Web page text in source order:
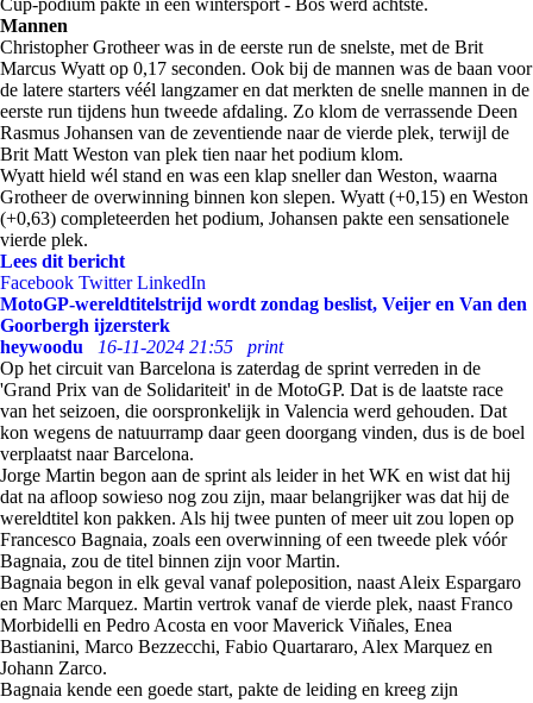
Cup-podium pakte in een wintersport - Bos werd achtste.
Mannen
Christopher Grotheer was in de eerste run de snelste, met de Brit
Marcus Wyatt op 0,17 seconden. Ook bij de mannen was de baan voor
de latere starters véél langzamer en dat merkten de snelle mannen in de
eerste run tijdens hun tweede afdaling. Zo klom de verrassende Deen
Rasmus Johansen van de zeventiende naar de vierde plek, terwijl de
Brit Matt Weston van plek tien naar het podium klom.
Wyatt hield wél stand en was een klap sneller dan Weston, waarna
Grotheer de overwinning binnen kon slepen. Wyatt (+0,15) en Weston
(+0,63) completeerden het podium, Johansen pakte een sensationele
vierde plek.
Lees dit bericht
Facebook Twitter LinkedIn
MotoGP-wereldtitelstrijd wordt zondag beslist, Veijer en Van den
Goorbergh ijzersterk
heywoodu
16-11-2024 21:55
print
Op het circuit van Barcelona is zaterdag de sprint verreden in de
'Grand Prix van de Solidariteit' in de MotoGP. Dat is de laatste race
van het seizoen, die oorspronkelijk in Valencia werd gehouden. Dat
kon wegens de natuurramp daar geen doorgang vinden, dus is de boel
verplaatst naar Barcelona.
Jorge Martin begon aan de sprint als leider in het WK en wist dat hij
dat na afloop sowieso nog zou zijn, maar belangrijker was dat hij de
wereldtitel kon pakken. Als hij twee punten of meer uit zou lopen op
Francesco Bagnaia, zoals een overwinning of een tweede plek vóór
Bagnaia, zou de titel binnen zijn voor Martin.
Bagnaia begon in elk geval vanaf poleposition, naast Aleix Espargaro
en Marc Marquez. Martin vertrok vanaf de vierde plek, naast Franco
Morbidelli en Pedro Acosta en voor Maverick Viñales, Enea
Bastianini, Marco Bezzecchi, Fabio Quartararo, Alex Marquez en
Johann Zarco.
Bagnaia kende een goede start, pakte de leiding en kreeg zijn